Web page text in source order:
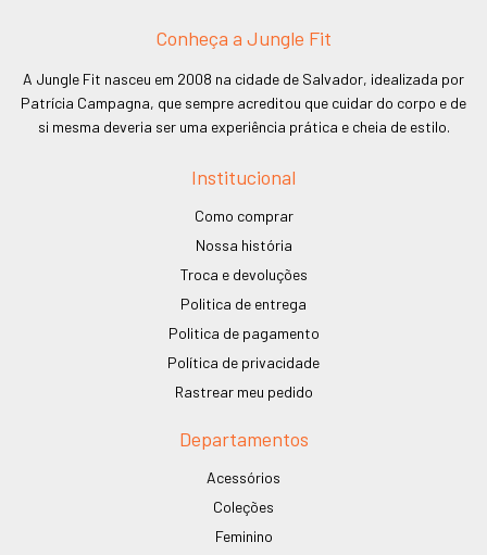
Conheça a Jungle Fit
A Jungle Fit nasceu em 2008 na cidade de Salvador, idealizada por
Patrícia Campagna, que sempre acreditou que cuidar do corpo e de
si mesma deveria ser uma experiência prática e cheia de estilo.
Institucional
Como comprar
Nossa história
Troca e devoluções
Politica de entrega
Politica de pagamento
Política de privacidade
Rastrear meu pedido
Departamentos
Acessórios
Coleções
Feminino